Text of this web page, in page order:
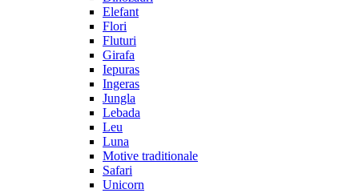
Elefant
Flori
Fluturi
Girafa
Iepuras
Ingeras
Jungla
Lebada
Leu
Luna
Motive traditionale
Safari
Unicorn